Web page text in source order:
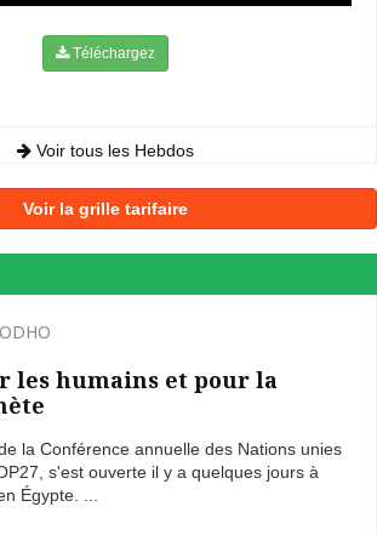
Téléchargez
Voir tous les Hebdos
Voir la grille tarifaire
les humains et pour la
la Conférence annuelle des Nations unies
s'est ouverte il y a quelques jours à
Égypte. ...